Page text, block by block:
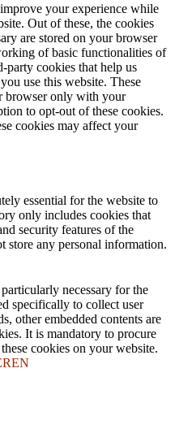
your experience while
Out of these, the cookies
are stored on your browser
of basic functionalities of
party cookies that help us
use this website. These
browser only with your
to opt-out of these cookies.
cookies may affect your
essential for the website to
only includes cookies that
security features of the
store any personal information.
necessary for the
specifically to collect user
other embedded contents are
It is mandatory to procure
cookies on your website.